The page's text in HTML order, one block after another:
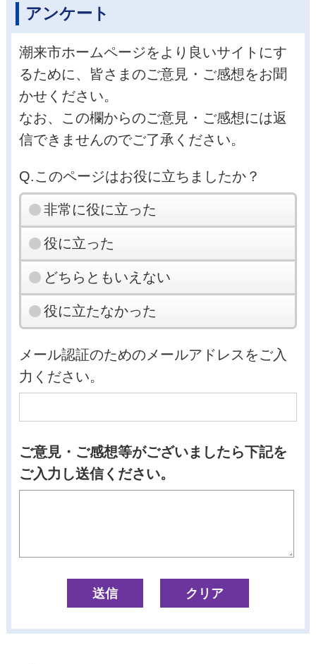
アンケート
潮来市ホームページをより良いサイトにす
るために、皆さまのご意見・ご感想をお聞
かせください。
なお、この欄からのご意見・ご感想には返
信できませんのでご了承ください。
Q.このページはお役に立ちましたか？
非常に役に立った
役に立った
どちらともいえない
役に立たなかった
メール認証のためのメールアドレスをご入
力ください。
ご意見・ご感想等がございましたら下記を
ご入力し送信ください。